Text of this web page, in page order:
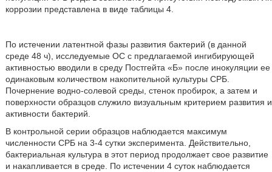
коррозии представлена в виде таблицы 4.
По истечении латентной фазы развития бактерий (в данной
среде 48 ч), исследуемые ОС с предлагаемой ингибирующей
активностью вводили в среду Постгейта «Б» после инокуляции ее
одинаковым количеством накопительной культуры СРБ.
Почернение водно-солевой среды, стенок пробирок, а затем и
поверхности образцов служило визуальным критерием развития и
активности бактерий.
В контрольной серии образцов наблюдается максимум
численности СРБ на 3-4 сутки эксперимента. Действительно,
бактериальная культура в этот период продолжает свое развитие
и накапливается в среде. По истечении 4 суток наблюдается